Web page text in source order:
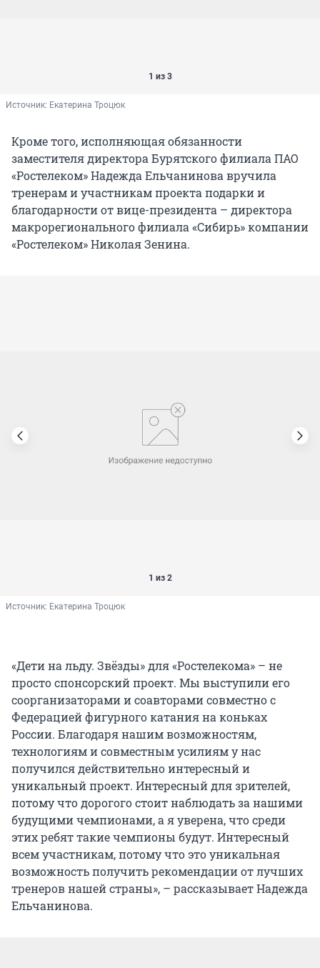
1 из 3
Источник: Екатерина Троцюк
Кроме того, исполняющая обязанности
заместителя директора Бурятского филиала ПАО
«Ростелеком» Надежда Ельчанинова вручила
тренерам и участникам проекта подарки и
благодарности от вице-президента – директора
макрорегионального филиала «Сибирь» компании
«Ростелеком» Николая Зенина.
1 из 2
Источник: Екатерина Троцюк
«Дети на льду. Звёзды» для «Ростелекома» – не
просто спонсорский проект. Мы выступили его
соорганизаторами и соавторами совместно с
Федерацией фигурного катания на коньках
России. Благодаря нашим возможностям,
технологиям и совместным усилиям у нас
получился действительно интересный и
уникальный проект. Интересный для зрителей,
потому что дорогого стоит наблюдать за нашими
будущими чемпионами, а я уверена, что среди
этих ребят такие чемпионы будут. Интересный
всем участникам, потому что это уникальная
возможность получить рекомендации от лучших
тренеров нашей страны», – рассказывает Надежда
Ельчанинова.